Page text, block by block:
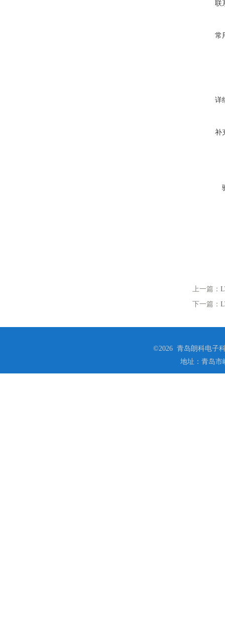
联
常
详
补
上一篇：
下一篇：
©2026 青岛朗科电子
地址：青岛市